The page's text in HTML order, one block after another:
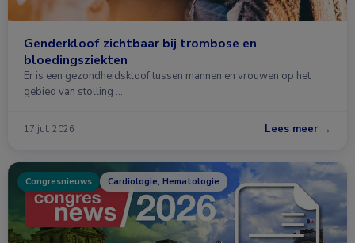
Genderkloof zichtbaar bij trombose en
bloedingsziekten
Er is een gezondheidskloof tussen mannen en vrouwen op het
gebied van stolling …
17 jul. 2026 Lees meer →
Congresnieuws Cardiologie, Hematologie